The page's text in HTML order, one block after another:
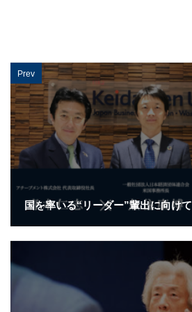
Prev
国を率いる“リーダー”輩出に向けて